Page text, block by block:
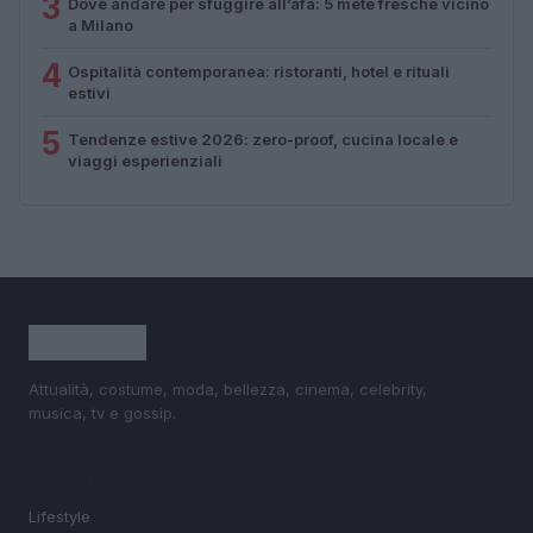
a Milano
4 Ospitalità contemporanea: ristoranti, hotel e rituali
estivi
5 Tendenze estive 2026: zero-proof, cucina locale e
viaggi esperienziali
Attualità, costume, moda, bellezza, cinema, celebrity,
musica, tv e gossip.
Lifestyle